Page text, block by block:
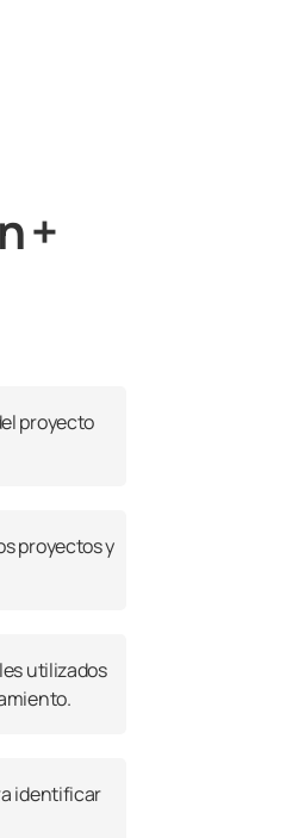
+
proyecto
proyectos y
utilizados
identificar